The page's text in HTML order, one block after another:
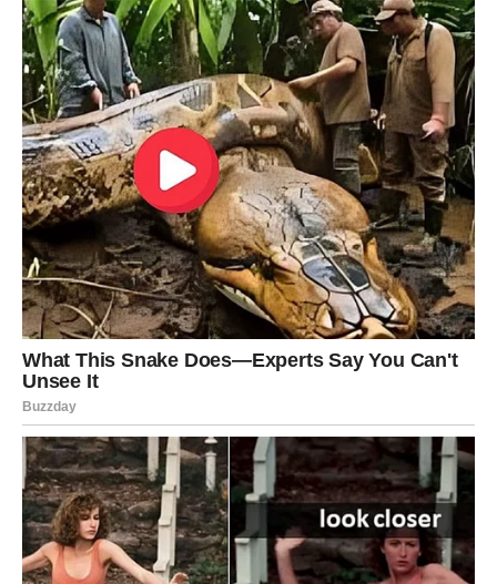
Ribe
Ribe ulaze u period ispunjen lepim promenama. Poslovni
planovi napreduju, finansijska situacija postaje sigurnija,
a jedna vest mogla bi vas posebno obradovati.
Na ljubavnom planu očekuju vas nežni trenuci i mnogo
pažnje. Slobodne Ribe imaju velike šanse da upoznaju
osobu sa kojom će poželeti ozbiljnu i stabilnu vezu.
Pred mnogim znacima nalazi se period u kojem će
sudbina doneti preokrete koji menjaju pogled na život.
Poslovni uspesi, finansijska sigurnost, ljubavna sreća i
ostvarenje dugo čekanih želja pokazaće da se velike
promene često događaju upravo onda kada izgubimo
nadu da su moguće. Ovo je vreme u kojem će mnogi
zatvoriti vrata starim brigama i zakoračiti u mnogo lepšu
budućnost.
Najviše razloga za zadovoljstvo imaće Blizanci, Lavovi,